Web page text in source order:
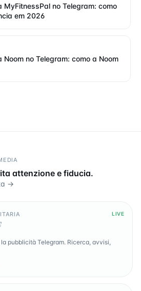
MyFitnessPal no Telegram: como
em 2026
Noom no Telegram: como a Noom
attenzione e fiducia.
→
LIVE
pubblicità Telegram. Ricerca, avvisi,